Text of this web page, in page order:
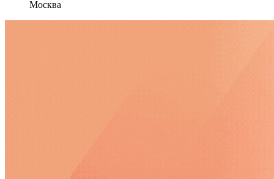
Москва